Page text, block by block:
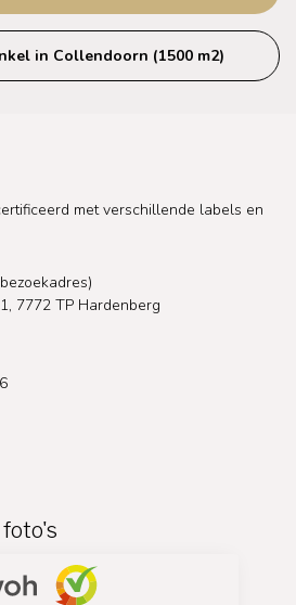
in Collendoorn (1500 m2)
met verschillende labels en
7772 TP Hardenberg